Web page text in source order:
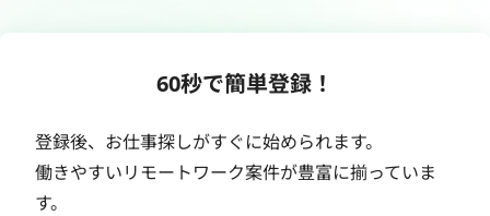
60秒で簡単登録！
登録後、お仕事探しがすぐに始められます。
働きやすいリモートワーク案件が豊富に揃っていま
す。